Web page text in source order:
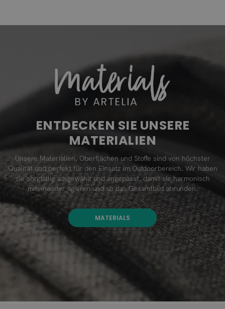
ENTDECKEN SIE UNSERE
MATERIALIEN
Unsere Materialien, Oberflächen und Stoffe sind von höchster
Qualität und perfekt für den Einsatz im Outdoorbereich. Wir haben
sie sorgfältig ausgewählt und angepasst, damit sie harmonisch
miteinander agieren und so das Gesamtbild abrunden.
MATERIALS